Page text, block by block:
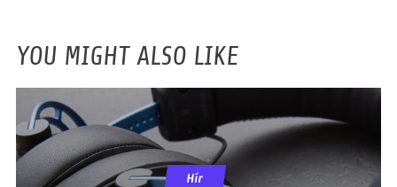
YOU MIGHT ALSO LIKE
Hír